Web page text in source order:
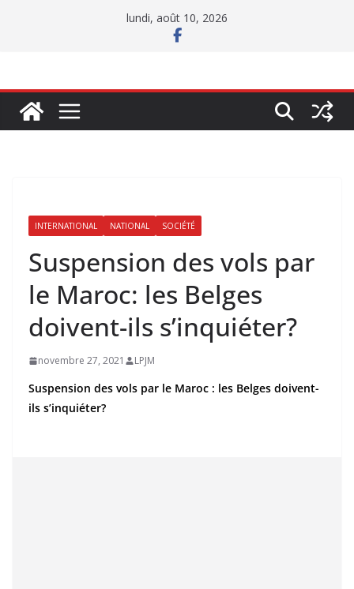
lundi, août 10, 2026
INTERNATIONAL NATIONAL SOCIÉTÉ
Suspension des vols par
le Maroc: les Belges
doivent-ils s’inquiéter?
novembre 27, 2021 LPJM
Suspension des vols par le Maroc : les Belges doivent-
ils s’inquiéter?